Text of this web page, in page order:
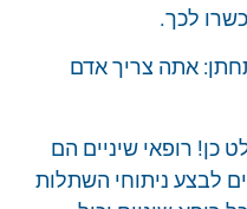
לכך.
אתה צריך אדם
כן! רופאי שיניים הם
לבצע ניתוחי השתלות